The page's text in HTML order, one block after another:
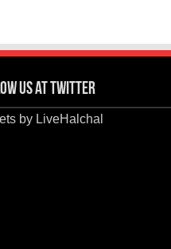
us at Twitter
by LiveHalchal